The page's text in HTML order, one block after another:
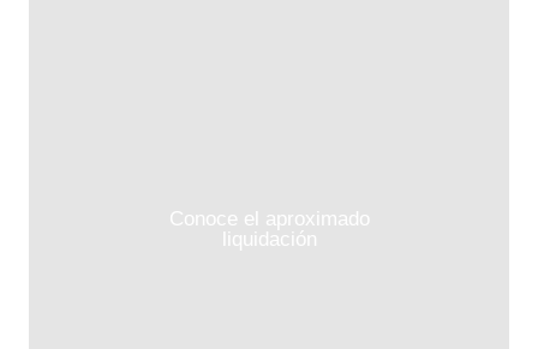
Conoce el aproximado
liquidación